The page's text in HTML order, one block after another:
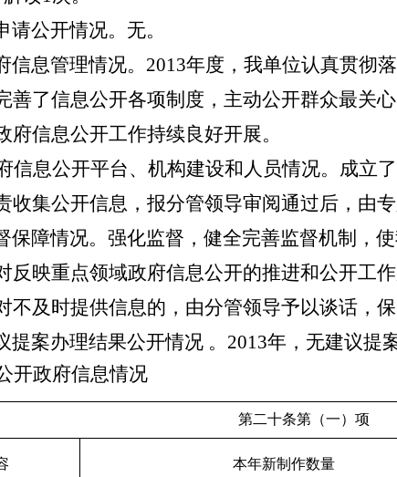
请公开情况。无。
信息管理情况。 2013年度，我单位认真贯彻
善了信息公开各项制度， 主动公开群众最关
府信息公开工作持续良好开展。
信息公开平台、机构建设和人员情况。 成立
收集公开信息，报分管领导审阅通过后，由
保障情况。强化监督，健全完善监督机制，
反映重点领域政府信息公开的推进和公开工作
不及时提供信息的，由分管领导予以谈话，
提案办理结果公开情况 。 2013年，无建议提
开政府信息情况
第二十条第（一）项
本年新制作数量